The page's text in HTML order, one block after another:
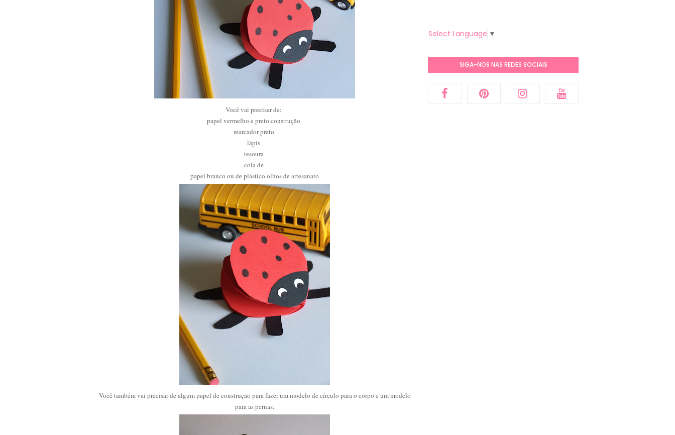
Você vai precisar de:
papel vermelho e preto construção
marcador preto
lápis
tesoura
cola de
papel branco ou de plástico olhos de artesanato
Você também vai precisar de algum papel de construção para fazer um modelo de círculo para o corpo e um modelo
para as pernas.
Select Language ▼
SIGA-NOS NAS REDES SOCIAIS